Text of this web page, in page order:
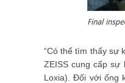
Có thể tìm thấy sự
ZEISS cung cấp
Loxia). Đối với ống